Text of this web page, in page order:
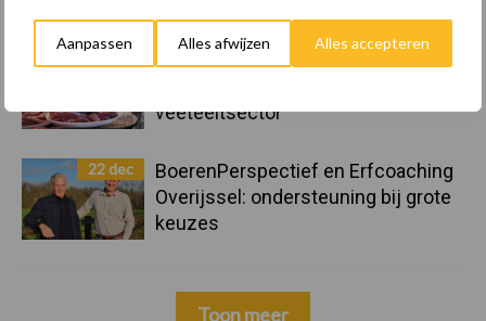
Aanpassen Alles afwijzen Alles accepteren
Kwaliteit als wapen tegen
veeteeltsector
22 dec
BoerenPerspectief en Erfcoaching
Overijssel: ondersteuning bij grote
keuzes
Toon meer